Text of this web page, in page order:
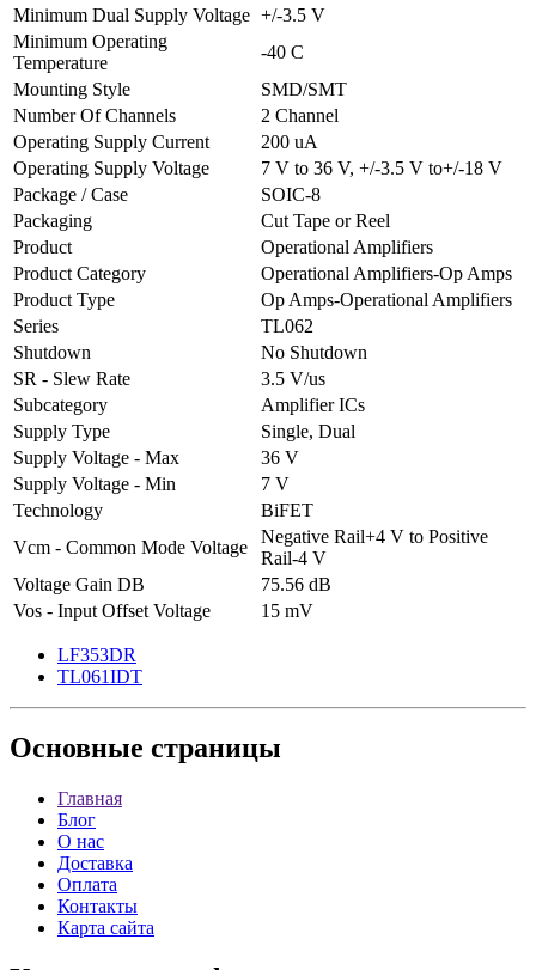
Minimum Dual Supply Voltage +/-3.5 V
Minimum Operating
Temperature
-40 C
Mounting Style
SMD/SMT
Number Of Channels
2 Channel
Operating Supply Current
200 uA
Operating Supply Voltage
7 V to 36 V, +/-3.5 V to+/-18 V
Package / Case
SOIC-8
Packaging
Cut Tape or Reel
Product
Operational Amplifiers
Product Category
Operational Amplifiers-Op Amps
Product Type
Op Amps-Operational Amplifiers
Series
TL062
Shutdown
No Shutdown
SR - Slew Rate
3.5 V/us
Subcategory
Amplifier ICs
Supply Type
Single, Dual
Supply Voltage - Max
36 V
Supply Voltage - Min
7 V
Technology
BiFET
Vcm - Common Mode Voltage
Negative Rail+4 V to Positive
Rail-4 V
Voltage Gain DB
75.56 dB
Vos - Input Offset Voltage
15 mV
LF353DR
TL061IDT
Основные страницы
Главная
Блог
О нас
Доставка
Оплата
Контакты
Карта сайта